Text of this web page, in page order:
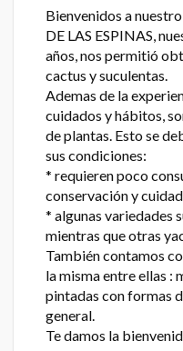
Bienvenidos a
DE LAS ESPINAS,
años, nos permitió
cactus y suculentas.
Ademas de la
cuidados y hábitos,
de plantas. Esto se
sus condiciones:
* requieren poco
conservación y
* algunas variedades
mientras que otras
También contamos
la misma entre ellas :
pintadas con formas
general.
Te damos la